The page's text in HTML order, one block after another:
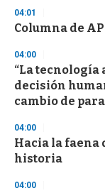
04:01
Columna de
04:00
“La tecnología
decisión
cambio de
04:00
Hacia la faena
historia
04:00